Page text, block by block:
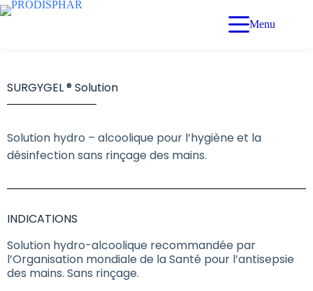
Menu
SURGYGEL ® Solution
Solution hydro – alcoolique pour l’hygiène et la
désinfection sans rinçage des mains.
INDICATIONS
Solution hydro-alcoolique recommandée par
l’Organisation mondiale de la Santé pour l’antisepsie
des mains. Sans rinçage.